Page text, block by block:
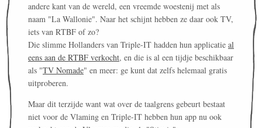
andere kant van de wereld, een vreemde woestenij met als
naam "La Wallonie". Naar het schijnt hebben ze daar ook TV,
iets van RTBF of zo?
Die slimme Hollanders van Triple-IT hadden hun applicatie al
eens aan de RTBF verkocht, en die is al een tijdje beschikbaar
als "TV Nomade" en meer: ge kunt dat zelfs helemaal gratis
uitproberen.
Maar dit terzijde want wat over de taalgrens gebeurt bestaat
niet voor de Vlaming en Triple-IT hebben hun app nu ook